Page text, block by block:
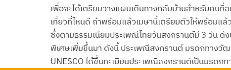
เพื่อจะได้เตรียมวางแผนเดินทางกลับบ้านสำหรับคน
เที่ยวที่ไหนดี ถ้าพร้อมแล้วเมษานี้เตรียมตัวให้พร้อมแ
ซึ่งตามธรรมเนียมประเพณีไทยวันสงกรานต์มี 3 วัน
พิเศษเพิ่มขึ้นมา ดังนี้ ประเพณีสงกรานต์ มรดกทางวัฒ
UNESCO ได้ขึ้นทะเบียนประเพณีสงกรานต์เป็นมรด